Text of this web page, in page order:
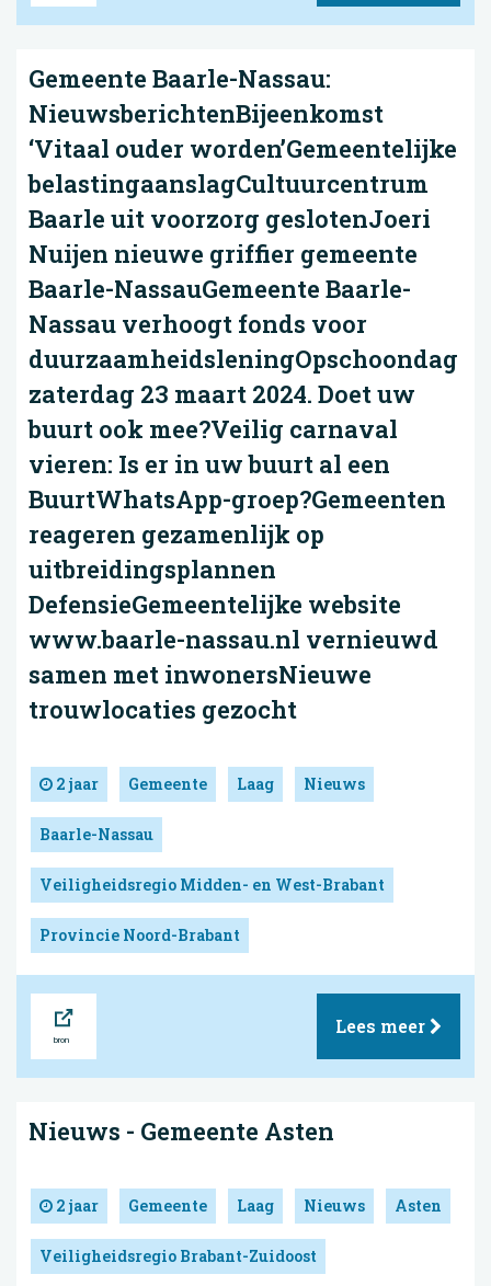
Gemeente Baarle-Nassau:
NieuwsberichtenBijeenkomst
‘Vitaal ouder worden’Gemeentelijke
belastingaanslagCultuurcentrum
Baarle uit voorzorg geslotenJoeri
Nuijen nieuwe griffier gemeente
Baarle-NassauGemeente Baarle-
Nassau verhoogt fonds voor
duurzaamheidsleningOpschoondag
zaterdag 23 maart 2024. Doet uw
buurt ook mee?Veilig carnaval
vieren: Is er in uw buurt al een
BuurtWhatsApp-groep?Gemeenten
reageren gezamenlijk op
uitbreidingsplannen
DefensieGemeentelijke website
www.baarle-nassau.nl vernieuwd
samen met inwonersNieuwe
trouwlocaties gezocht
2 jaar Gemeente Laag Nieuws
Baarle-Nassau
Veiligheidsregio Midden- en West-Brabant
Provincie Noord-Brabant
Lees meer
Nieuws - Gemeente Asten
2 jaar Gemeente Laag Nieuws Asten
Veiligheidsregio Brabant-Zuidoost